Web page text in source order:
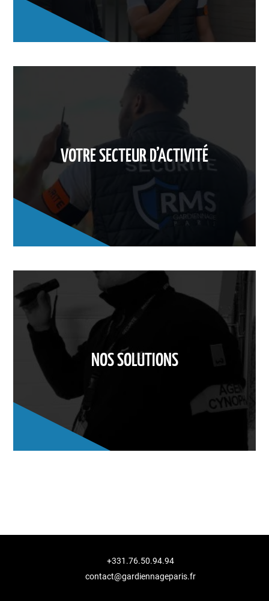
VOTRE SECTEUR D’ACTIVITÉ
NOS SOLUTIONS
+331.76.50.94.94
contact@gardiennageparis.fr